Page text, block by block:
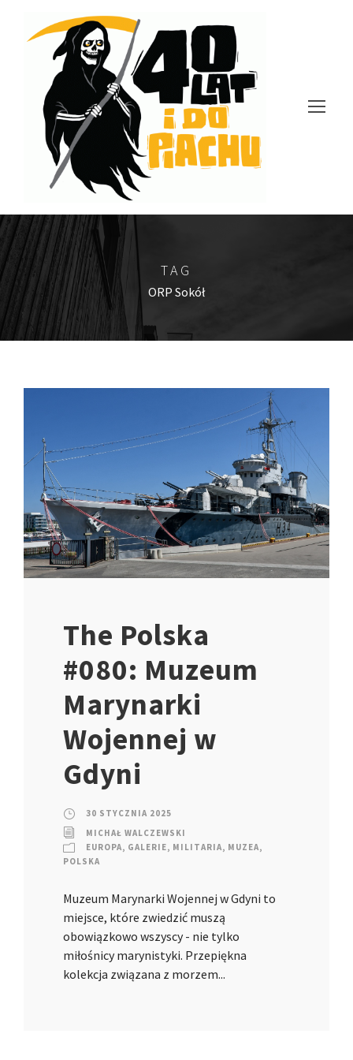
TAG
ORP Sokół
The Polska
#080: Muzeum
Marynarki
Wojennej w
Gdyni
30 STYCZNIA 2025
MICHAŁ WALCZEWSKI
EUROPA, GALERIE, MILITARIA, MUZEA,
POLSKA
Muzeum Marynarki Wojennej w Gdyni to
miejsce, które zwiedzić muszą
obowiązkowo wszyscy - nie tylko
miłośnicy marynistyki. Przepiękna
kolekcja związana z morzem...